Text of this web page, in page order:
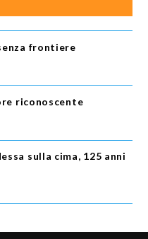
frontiere
riconoscente
sulla cima, 125 anni